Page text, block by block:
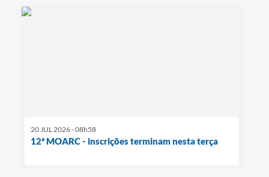
20 JUL 2026 - 08h58
12ª MOARC - inscrições terminam nesta terça